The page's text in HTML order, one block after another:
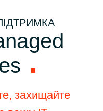
захищайте